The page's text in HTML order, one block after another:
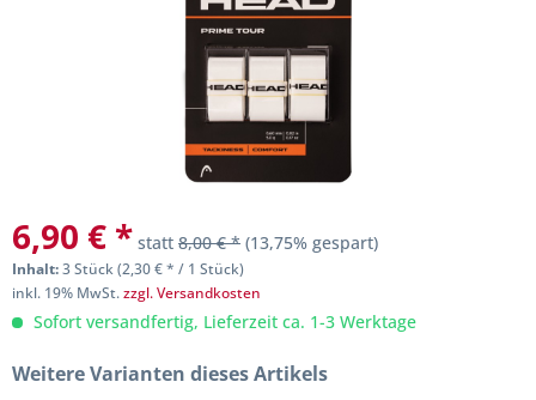
6,90 € * statt 8,00 € * (13,75% gespart)
Inhalt:3 Stück (2,30 € * / 1 Stück)
inkl. 19% MwSt.zzgl. Versandkosten
Sofort versandfertig, Lieferzeit ca. 1-3 Werktage
Weitere Varianten dieses Artikels